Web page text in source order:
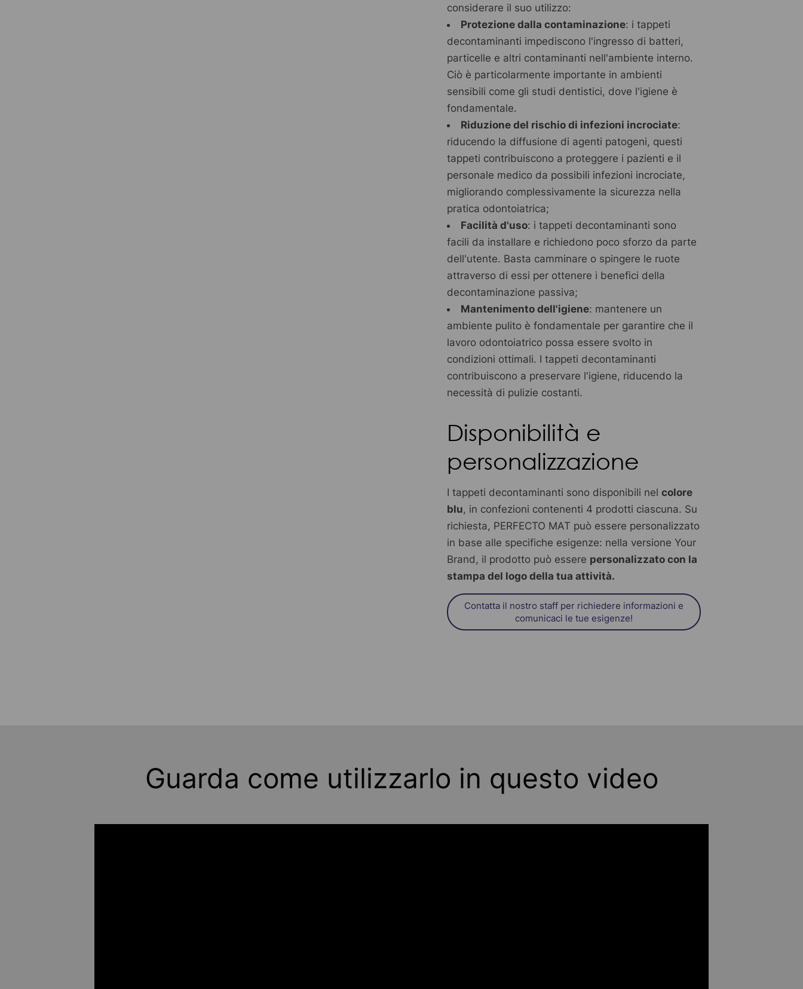
considerare il suo utilizzo:
Protezione dalla contaminazione: i tappeti
decontaminanti impediscono l'ingresso di batteri,
particelle e altri contaminanti nell'ambiente interno.
Ciò è particolarmente importante in ambienti
sensibili come gli studi dentistici, dove l'igiene è
fondamentale.
Riduzione del rischio di infezioni incrociate:
riducendo la diffusione di agenti patogeni, questi
tappeti contribuiscono a proteggere i pazienti e il
personale medico da possibili infezioni incrociate,
migliorando complessivamente la sicurezza nella
pratica odontoiatrica;
Facilità d'uso: i tappeti decontaminanti sono
facili da installare e richiedono poco sforzo da parte
dell'utente. Basta camminare o spingere le ruote
attraverso di essi per ottenere i benefici della
decontaminazione passiva;
Mantenimento dell'igiene: mantenere un
ambiente pulito è fondamentale per garantire che il
lavoro odontoiatrico possa essere svolto in
condizioni ottimali. I tappeti decontaminanti
contribuiscono a preservare l'igiene, riducendo la
necessità di pulizie costanti.
Disponibilità e
personalizzazione
I tappeti decontaminanti sono disponibili nel colore
blu, in confezioni contenenti 4 prodotti ciascuna. Su
richiesta, PERFECTO MAT può essere personalizzato
in base alle specifiche esigenze: nella versione Your
Brand, il prodotto può essere personalizzato con la
stampa del logo della tua attività.
Contatta il nostro staff per richiedere informazioni e
comunicaci le tue esigenze!
Guarda come utilizzarlo in questo video